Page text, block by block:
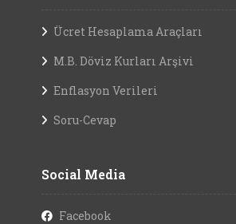
Ücret Hesaplama Araçları
M.B. Döviz Kurları Arşivi
Enflasyon Verileri
Soru-Cevap
Social Media
Facebook